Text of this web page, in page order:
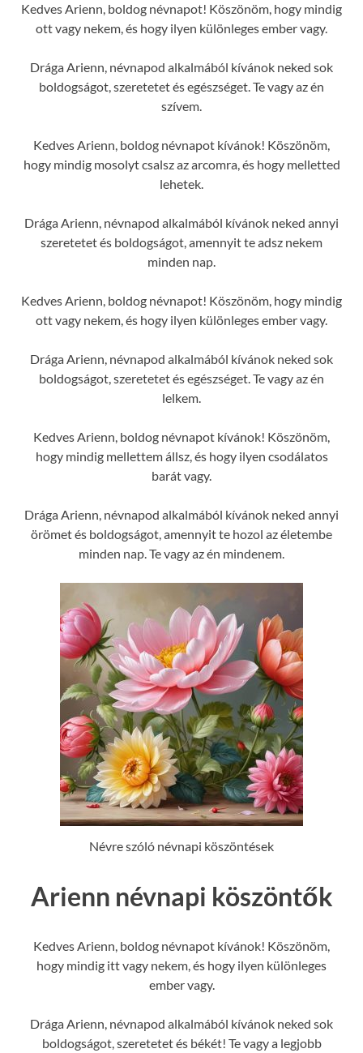
Kedves Arienn, boldog névnapot! Köszönöm, hogy mindig
ott vagy nekem, és hogy ilyen különleges ember vagy.
Drága Arienn, névnapod alkalmából kívánok neked sok
boldogságot, szeretetet és egészséget. Te vagy az én
szívem.
Kedves Arienn, boldog névnapot kívánok! Köszönöm,
hogy mindig mosolyt csalsz az arcomra, és hogy melletted
lehetek.
Drága Arienn, névnapod alkalmából kívánok neked annyi
szeretetet és boldogságot, amennyit te adsz nekem
minden nap.
Kedves Arienn, boldog névnapot! Köszönöm, hogy mindig
ott vagy nekem, és hogy ilyen különleges ember vagy.
Drága Arienn, névnapod alkalmából kívánok neked sok
boldogságot, szeretetet és egészséget. Te vagy az én
lelkem.
Kedves Arienn, boldog névnapot kívánok! Köszönöm,
hogy mindig mellettem állsz, és hogy ilyen csodálatos
barát vagy.
Drága Arienn, névnapod alkalmából kívánok neked annyi
örömet és boldogságot, amennyit te hozol az életembe
minden nap. Te vagy az én mindenem.
Névre szóló névnapi köszöntések
Arienn névnapi köszöntők
Kedves Arienn, boldog névnapot kívánok! Köszönöm,
hogy mindig itt vagy nekem, és hogy ilyen különleges
ember vagy.
Drága Arienn, névnapod alkalmából kívánok neked sok
boldogságot, szeretetet és békét! Te vagy a legjobb